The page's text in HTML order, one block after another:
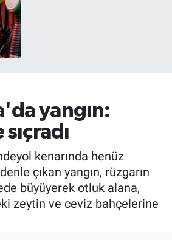
yangın:
kenarında henüz
çıkan yangın, rüzgarın
büyüyerek otluk alana,
zeytin ve ceviz bahçelerine